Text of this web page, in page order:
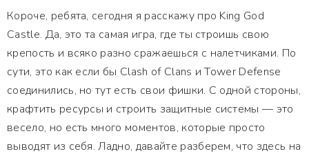
Короче, ребята, сегодня я расскажу про King God
Castle. Да, это та самая игра, где ты строишь свою
крепость и всяко разно сражаешься с налетчиками. По
сути, это как если бы Clash of Clans и Tower Defense
соединились, но тут есть свои фишки. С одной стороны,
крафтить ресурсы и строить защитные системы — это
весело, но есть много моментов, которые просто
выводят из себя. Ладно, давайте разберем, что здесь на